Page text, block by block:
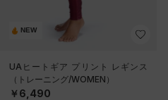
NEW
UAヒートギア プリント レギンス
（トレーニング/WOMEN）
￥6,490